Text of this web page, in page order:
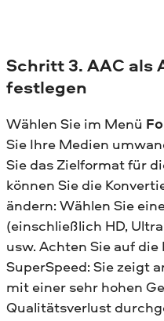
Schritt 3. AAC als
festlegen
Wählen Sie im Menü
Sie Ihre Medien
Sie das Zielformat für
können Sie die
ändern: Wählen Sie
(einschließlich HD,
usw. Achten Sie auf
SuperSpeed: Sie zeigt
mit einer sehr hohen
Qualitätsverlust